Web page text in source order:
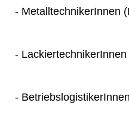
- MetalltechnikerInnen
- LackiertechnikerInnen
- BetriebslogistikerInnen